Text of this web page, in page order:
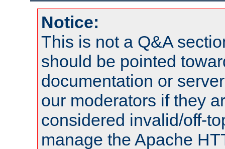
Notice:
This is not a Q&A
should be pointed
documentation or
our moderators if they
considered invalid/off-
manage the Apache